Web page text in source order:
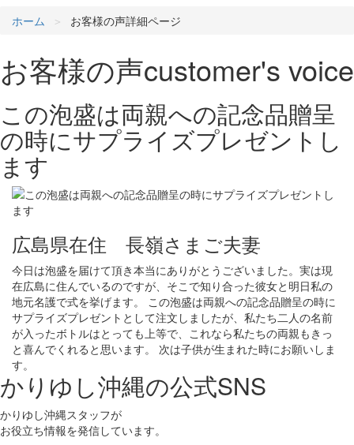
ホーム
お客様の声詳細ページ
お客様の声customer's voice
この泡盛は両親への記念品贈呈
の時にサプライズプレゼントし
ます
広島県在住 長嶺さまご夫妻
今日は泡盛を届けて頂き本当にありがとうございました。実は現
在広島に住んでいるのですが、そこで知り合った彼女と明日私の
地元名護で式を挙げます。 この泡盛は両親への記念品贈呈の時に
サプライズプレゼントとして注文しましたが、私たち二人の名前
が入ったボトルはとっても上等で、これなら私たちの両親もきっ
と喜んでくれると思います。 次は子供が生まれた時にお願いしま
す。
かりゆし沖縄の公式SNS
かりゆし沖縄スタッフが
お役立ち情報を発信しています。